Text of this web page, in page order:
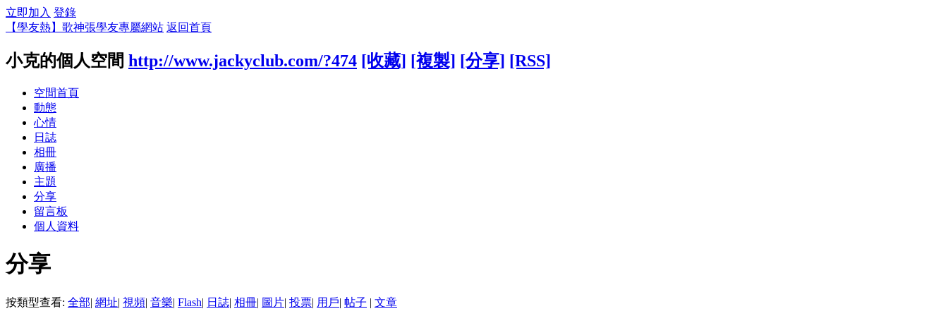
立即加入 登錄
【學友熱】歌神張學友專屬網站 返回首頁
小克的個人空間 http://www.jackyclub.com/?474 [收藏] [複製] [分享] [RSS]
空間首頁
動態
心情
日誌
相冊
廣播
主題
分享
留言板
個人資料
分享
按類型查看: 全部| 網址| 視頻| 音樂| Flash| 日誌| 相冊| 圖片| 投票| 用戶| 帖子 | 文章